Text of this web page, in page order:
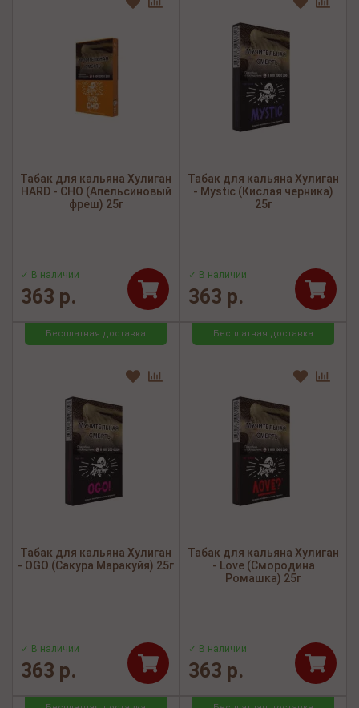
Табак для кальяна Хулиган
HARD - CHO (Апельсиновый
фреш) 25г
✓ В наличии
363 р.
Табак для кальяна Хулиган
- Mystic (Кислая черника)
25г
✓ В наличии
363 р.
Бесплатная доставка
Табак для кальяна Хулиган
- OGO (Сакура Маракуйя) 25г
✓ В наличии
363 р.
Бесплатная доставка
Табак для кальяна Хулиган
- Love (Смородина
Ромашка) 25г
✓ В наличии
363 р.